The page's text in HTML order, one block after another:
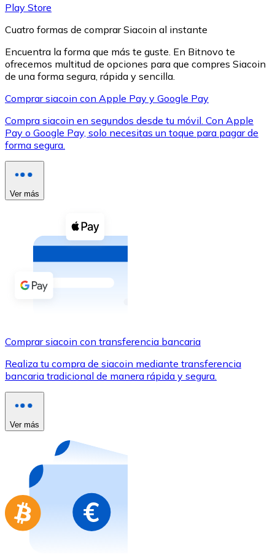
XRP
XRP
Ver todo
Compra criptomonedas con efectivo en tu tienda más
Comprar con efectivo
Transferencia SEPA
Utiliza tarjetas Visa y Mastercard para comprar
Comprar con tarjeta
Compra tarjetas regalo de tus marcas favoritas con
Ir a la tienda de tarjetas regalo
Play Store
Cuatro formas de comprar Siacoin al instante
Encuentra la forma que más te guste. En Bitnovo te
ofrecemos multitud de opciones para que compres Siacoin
de una forma segura, rápida y sencilla.
Comprar siacoin con Apple Pay y Google Pay
Compra siacoin en segundos desde tu móvil. Con Apple
Pay o Google Pay, solo necesitas un toque para pagar de
forma segura.
Ver más
Comprar siacoin con transferencia bancaria
Realiza tu compra de siacoin mediante transferencia
bancaria tradicional de manera rápida y segura.
Ver más